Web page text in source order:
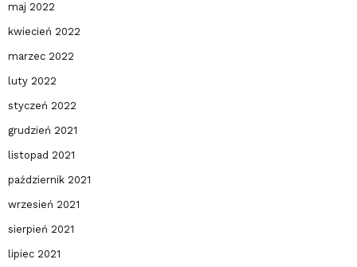
maj 2022
kwiecień 2022
marzec 2022
luty 2022
styczeń 2022
grudzień 2021
listopad 2021
październik 2021
wrzesień 2021
sierpień 2021
lipiec 2021